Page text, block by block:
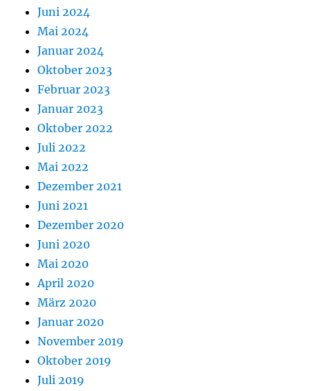
Juni 2024
Mai 2024
Januar 2024
Oktober 2023
Februar 2023
Januar 2023
Oktober 2022
Juli 2022
Mai 2022
Dezember 2021
Juni 2021
Dezember 2020
Juni 2020
Mai 2020
April 2020
März 2020
Januar 2020
November 2019
Oktober 2019
Juli 2019